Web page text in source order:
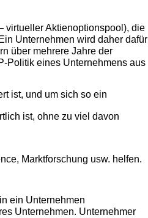
virtueller Aktienoptionspool), die
Unternehmen wird daher dafür
über mehrere Jahre der
Politik eines Unternehmens aus
ist, und um sich so ein
ist, ohne zu viel davon
Marktforschung usw. helfen.
ein Unternehmen
Unternehmen. Unternehmer